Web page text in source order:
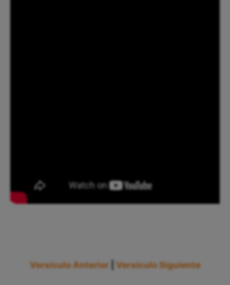
Versículo Anterior Versículo Siguiente